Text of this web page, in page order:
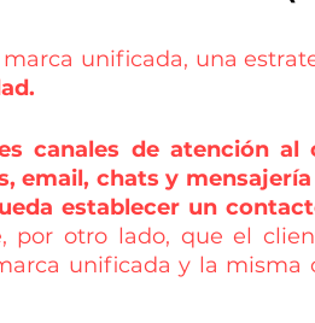
unificada, una
canales de atención
email, chats y
establecer un
por otro lado, que el
unificada y la misma